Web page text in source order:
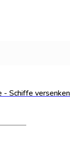
- Schiffe versenken